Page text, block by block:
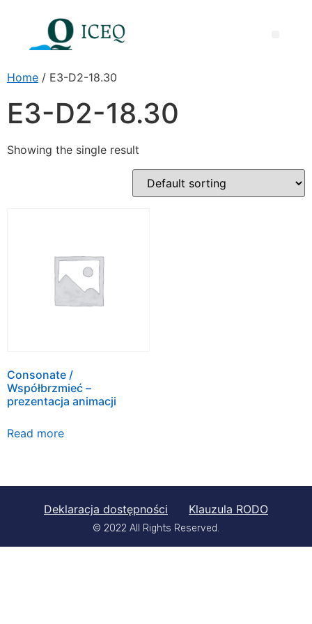
Home / E3-D2-18.30
E3-D2-18.30
Showing the single result
Consonate /
Współbrzmieć –
prezentacja animacji
Read more
Deklaracja dostępności Klauzula RODO
© 2022 All Rights Reserved.